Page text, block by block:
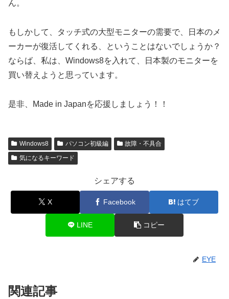
ん。
もしかして、タッチ式の大型モニターの需要で、日本のメ
ーカーが復活してくれる、ということはないでしょうか？
ならば、私は、Windows8を入れて、日本製のモニターを
買い替えようと思っています。
是非、Made in Japanを応援しましょう！！
Windows8 パソコン初級編
故障・不具合
気になるキーワード
シェアする
X Facebook はてブ
LINE コピー
EYE
関連記事